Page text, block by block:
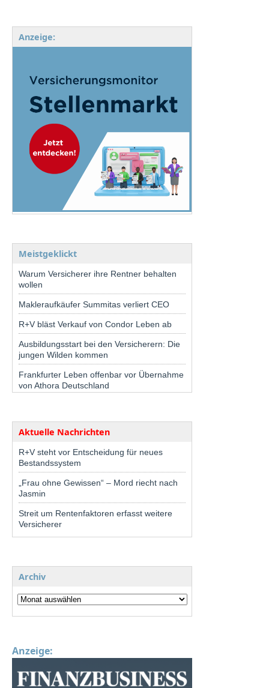
Anzeige:
Meistgeklickt
Warum Versicherer ihre Rentner behalten
wollen
Makleraufkäufer Summitas verliert CEO
R+V bläst Verkauf von Condor Leben ab
Ausbildungsstart bei den Versicherern: Die
jungen Wilden kommen
Frankfurter Leben offenbar vor Übernahme
von Athora Deutschland
Aktuelle Nachrichten
R+V steht vor Entscheidung für neues
Bestandssystem
„Frau ohne Gewissen“ – Mord riecht nach
Jasmin
Streit um Rentenfaktoren erfasst weitere
Versicherer
Archiv
Anzeige: